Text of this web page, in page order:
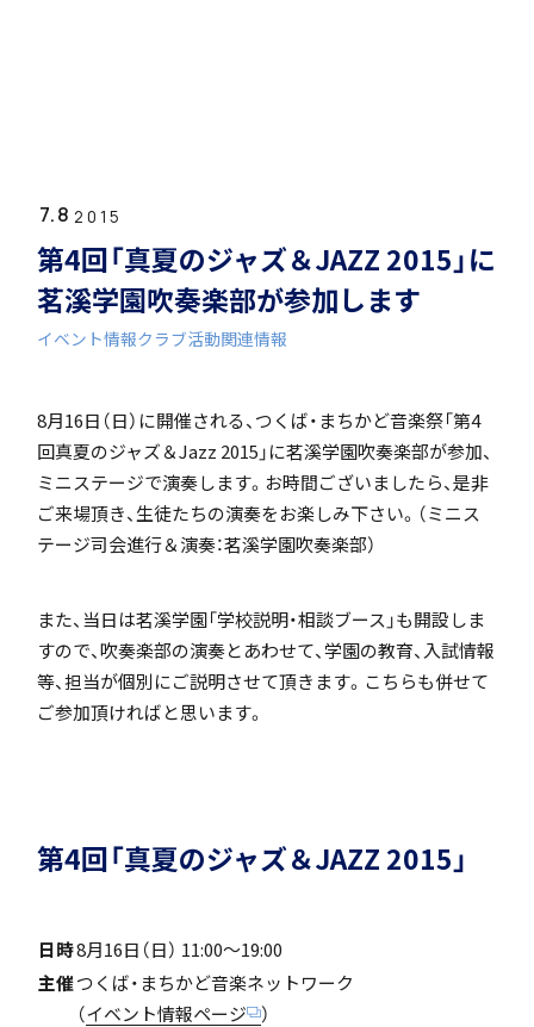
7.8 2015
第4回「真夏のジャズ＆JAZZ 2015」に
茗溪学園吹奏楽部が参加します
イベント情報クラブ活動関連情報
8月16日（日）に開催される、つくば・まちかど音楽祭「第4
回真夏のジャズ＆Jazz 2015」に茗溪学園吹奏楽部が参加、
ミニステージで演奏します。お時間ございましたら、是非
ご来場頂き、生徒たちの演奏をお楽しみ下さい。（ミニス
テージ司会進行＆演奏：茗溪学園吹奏楽部）
また、当日は茗溪学園「学校説明・相談ブース」も開設しま
すので、吹奏楽部の演奏とあわせて、学園の教育、入試情報
等、担当が個別にご説明させて頂きます。こちらも併せて
ご参加頂ければと思います。
第4回「真夏のジャズ＆JAZZ 2015」
日時8月16日（日） 11:00～19:00
主催つくば・まちかど音楽ネットワーク
（イベント情報ページ
）
学校長挨拶
特色
茗溪ジェネラルクラス（MG）